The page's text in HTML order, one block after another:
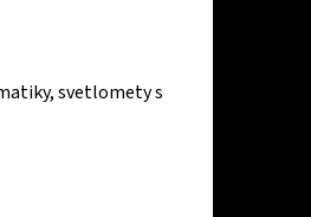
svetlomety s